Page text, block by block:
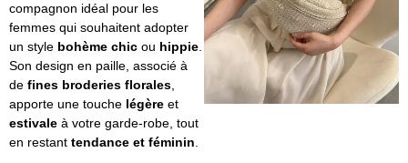
compagnon idéal pour les
femmes qui souhaitent adopter
un style bohème chic ou hippie.
Son design en paille, associé à
de fines broderies florales,
apporte une touche légère et
estivale à votre garde-robe, tout
en restant tendance et féminin.